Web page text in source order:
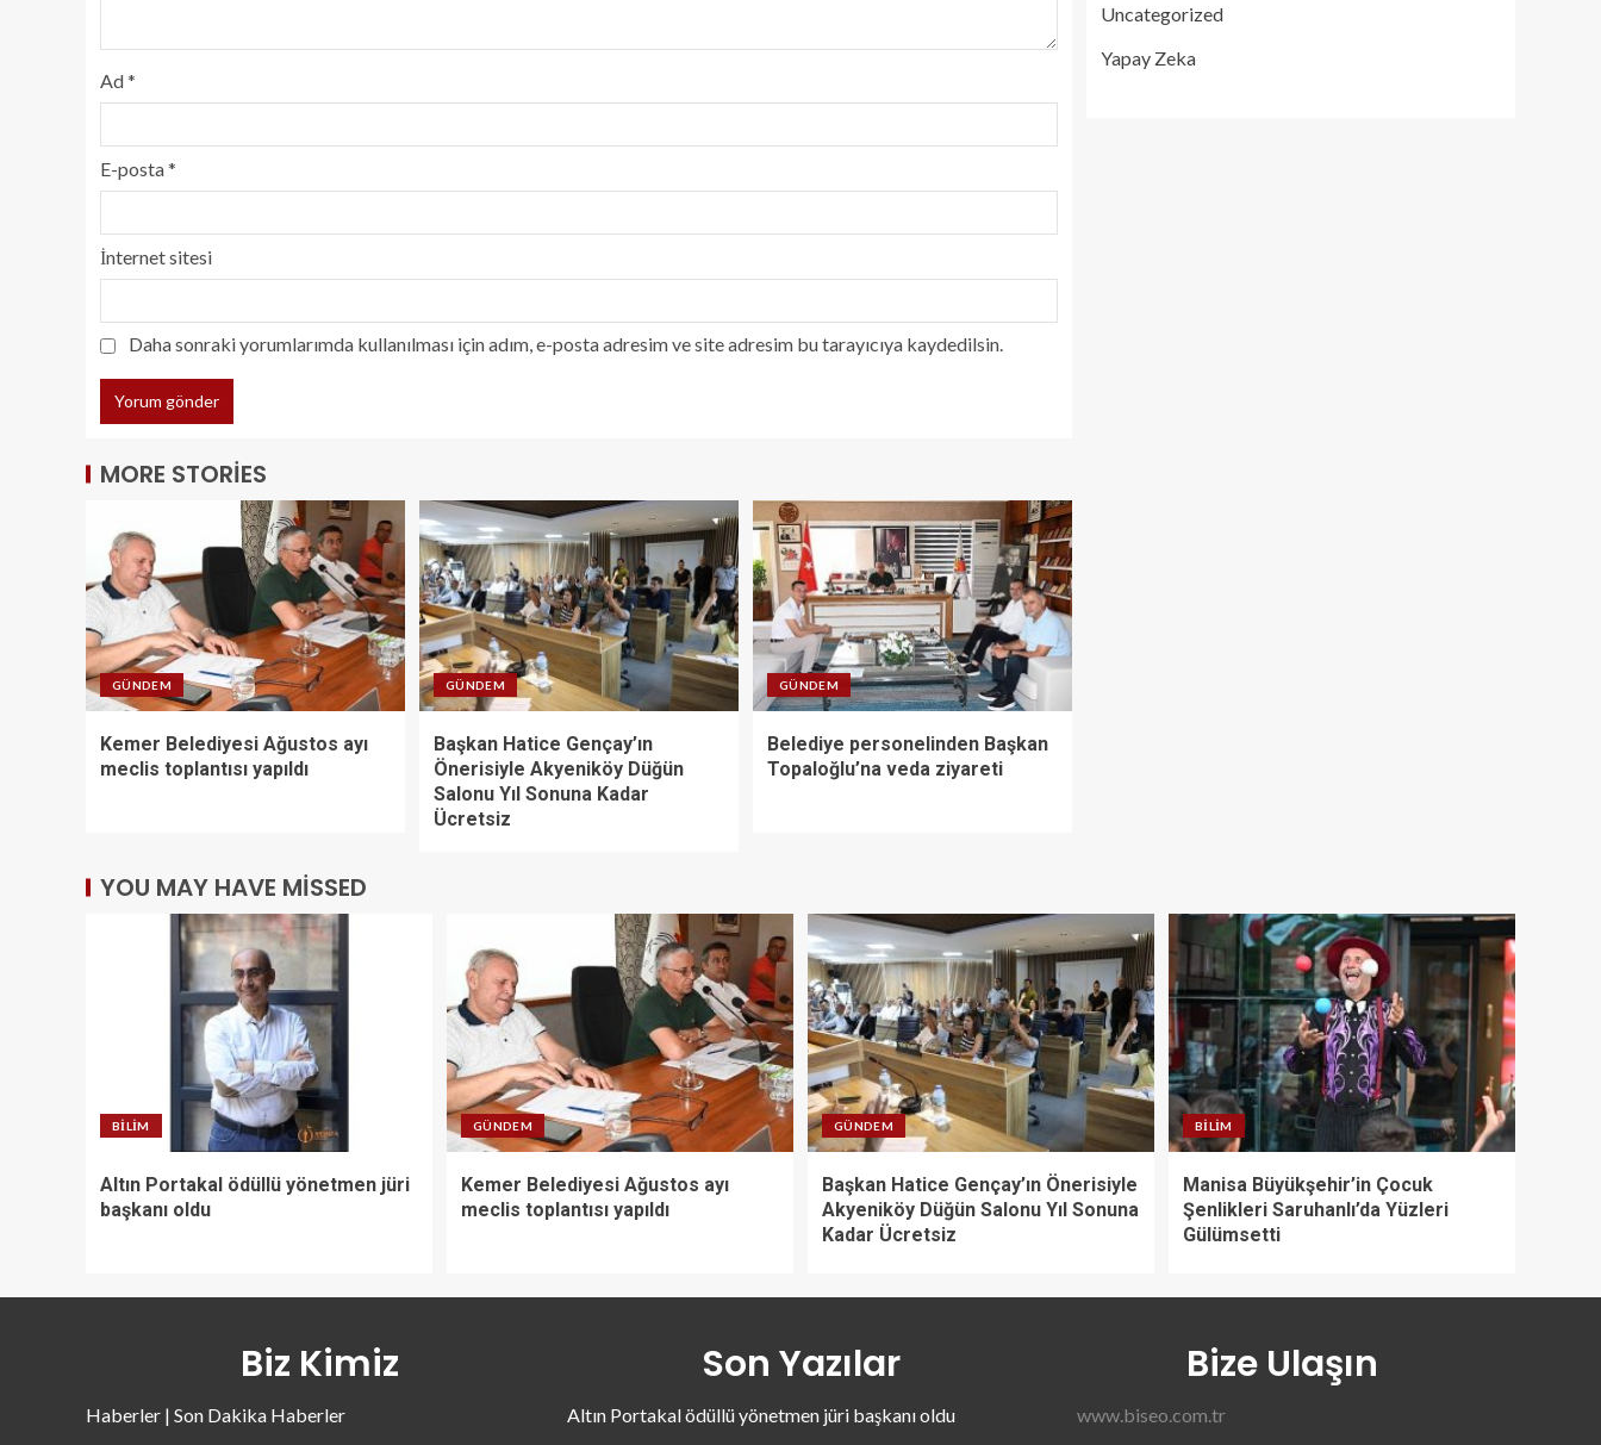
Ad*
E-posta*
İnternet sitesi
Daha sonraki yorumlarımda kullanılması için adım, e-posta adresim ve site adresim bu tarayıcıya kaydedilsin.
MORE STORIES
GÜNDEM
Kemer Belediyesi Ağustos ayı
meclis toplantısı yapıldı
GÜNDEM
Başkan Hatice Gençay’ın
Önerisiyle Akyeniköy Düğün
Salonu Yıl Sonuna Kadar
Ücretsiz
GÜNDEM
Belediye personelinden Başkan
Topaloğlu’na veda ziyareti
Uncategorized
Yapay Zeka
YOU MAY HAVE MISSED
BILIM
Altın Portakal ödüllü yönetmen jüri
başkanı oldu
GÜNDEM
Kemer Belediyesi Ağustos ayı
meclis toplantısı yapıldı
GÜNDEM
Başkan Hatice Gençay’ın Önerisiyle
Akyeniköy Düğün Salonu Yıl Sonuna
Kadar Ücretsiz
BILIM
Manisa Büyükşehir’in Çocuk
Şenlikleri Saruhanlı’da Yüzleri
Gülümsetti
Biz Kimiz
Haberler | Son Dakika Haberler
Son Yazılar
Altın Portakal ödüllü yönetmen jüri başkanı oldu
Bize Ulaşın
www.biseo.com.tr